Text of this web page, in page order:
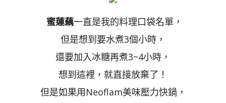
蜜蓮藕一直是我的料理口袋名單，
但是想到要水煮3個小時，
還要加入冰糖再煮3~4小時，
想到這裡，就直接放棄了！
但是如果用Neoflam美味壓力快鍋，